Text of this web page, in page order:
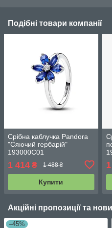
Подібні товари компанії
Срібна каблучка Pandora
"Сяючий гербарій"
193000C01
1 414 ₴ 1 488 ₴
Купити
Акційні пропозиції та
–45%